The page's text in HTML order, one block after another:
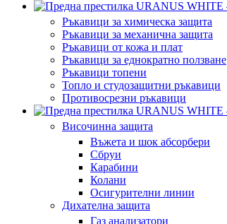
Ръкавици за химическа защита
Ръкавици за механична защита
Ръкавици от кожа и плат
Ръкавици за еднократно ползване
Ръкавици топени
Топло и студозащитни ръкавици
Противосрезни ръкавици
Височинна защита
Въжета и шок абсорбери
Сбруи
Карабини
Колани
Осигурителни линии
Дихателна защита
Газ анализатори